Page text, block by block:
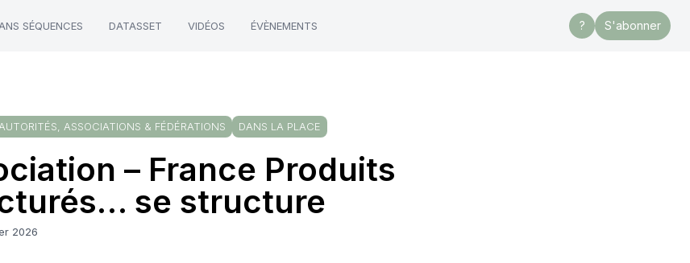
SÉQUENCES DATASSET VIDÉOS ÉVÈNEMENTS ? S'abonner
AUTORITÉS, ASSOCIATIONS & FÉDÉRATIONS DANS LA PLACE
– France Produits
se structure
2026